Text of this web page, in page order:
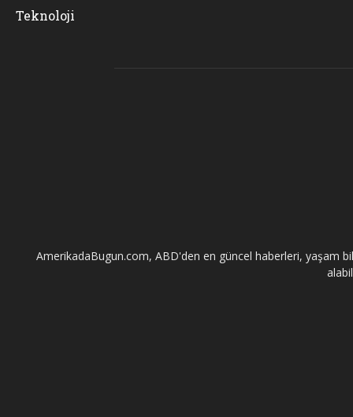
Teknoloji
AmerikadaBugun.com, ABD'den en güncel haberleri, yaşam